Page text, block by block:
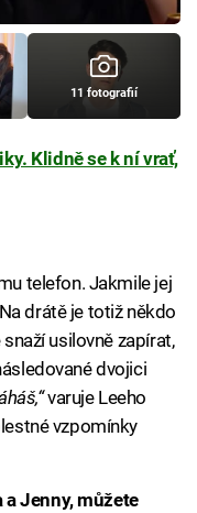
11 fotografií
Klidně se k ní vrať,
telefon. Jakmile jej
drátě je totiž někdo
usilovně zapírat,
dvojici
varuje Leeho
vzpomínky
Jenny, můžete